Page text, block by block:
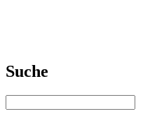
Suche